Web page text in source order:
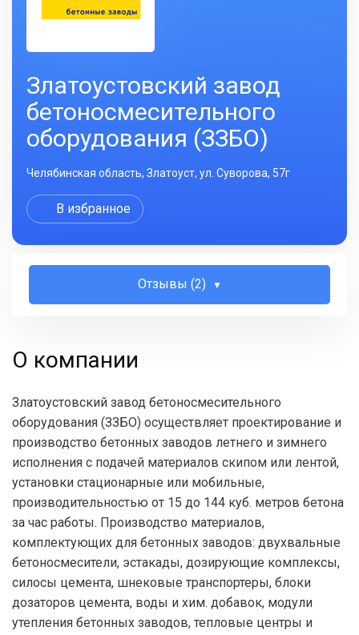
Златоустовский завод
бетоносмесительного
оборудования (ЗЗБО)
Челябинская область, Златоуст, ул. Суворова, 57г
В избранное
Отзывы (2)
О компании
Златоустовский завод бетоносмесительного
оборудования (ЗЗБО) осуществляет проектирование и
производство бетонных заводов летнего и зимнего
исполнения с подачей материалов скипом или лентой,
установки стационарные или мобильные,
производительностью от 15 до 144 куб. метров бетона
за час работы. Производство материалов,
комплектующих для бетонных заводов: двухвальные
бетоносмесители, эстакады, дозирующие комплексы,
силосы цемента, шнековые транспортеры, блоки
дозаторов цемента, воды и хим. добавок, модули
утепления бетонных заводов, тепловые центры и